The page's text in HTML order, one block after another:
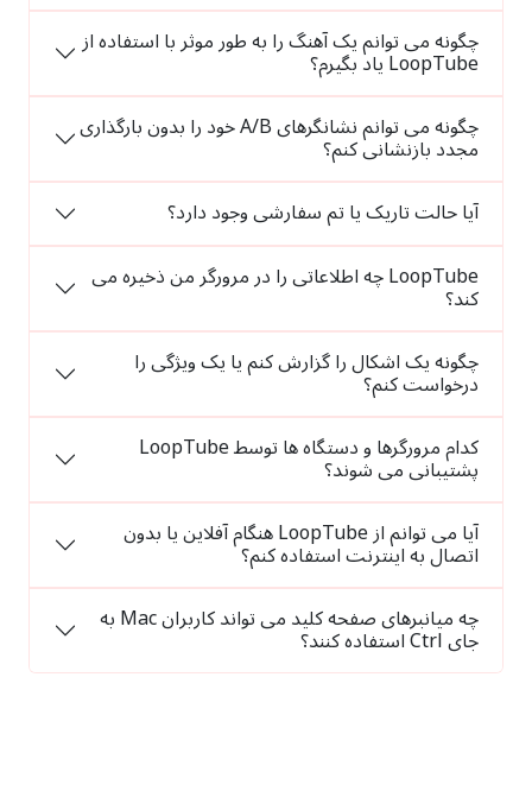
چگونه می توانم یک آهنگ را به طور موثر با استفاده از
LoopTube یاد بگیرم؟
چگونه می توانم نشانگرهای A/B خود را بدون بارگذاری
مجدد بازنشانی کنم؟
آیا حالت تاریک یا تم سفارشی وجود دارد؟
LoopTube چه اطلاعاتی را در مرورگر من ذخیره می
کند؟
چگونه یک اشکال را گزارش کنم یا یک ویژگی را
درخواست کنم؟
کدام مرورگرها و دستگاه ها توسط LoopTube
پشتیبانی می شوند؟
آیا می توانم از LoopTube هنگام آفلاین یا بدون
اتصال به اینترنت استفاده کنم؟
چه میانبرهای صفحه کلید می تواند کاربران Mac به
جای Ctrl استفاده کنند؟